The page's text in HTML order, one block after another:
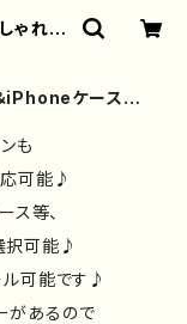
ゃれ｜
払い/
iPhoneケース｜
も
可能♪
ス等、
択可能♪
可能です♪
があるので